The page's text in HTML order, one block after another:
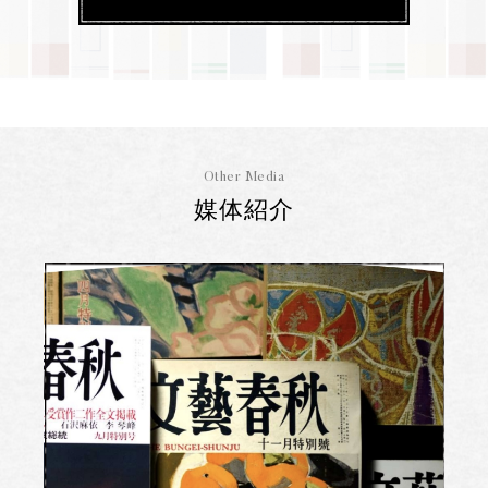
Other Media
媒体紹介